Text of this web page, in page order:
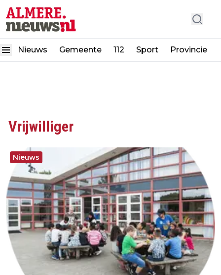
Nieuws Gemeente 112 Sport Provincie
Vrijwilliger
Nieuws